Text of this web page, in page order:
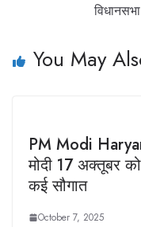
You May
PM Modi
मोदी 17 अक्तूबर
कई सौगात
October 7, 2025